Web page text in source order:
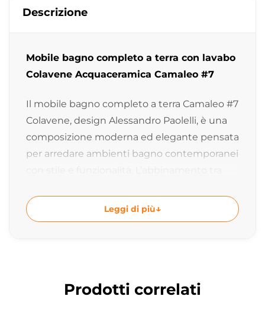
Descrizione
Mobile bagno completo a terra con lavabo
Colavene Acquaceramica Camaleo #7
Il mobile bagno completo a terra Camaleo #7
Colavene, design Alessandro Paolelli, è una
composizione moderna ed elegante pensata
per arredare ambienti bagno contemporanei
dettagli Nero Matt crea una soluzione
raffinata dal forte carattere estetico.
La collezione Camaleo interpreta il bagno
moderno attraverso linee essenziali, materiali
Leggi di più
Prodotti correlati